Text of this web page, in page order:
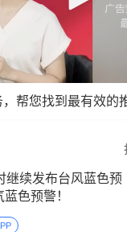
帮您找到最有效的
继续发布台风蓝色预
色预警！